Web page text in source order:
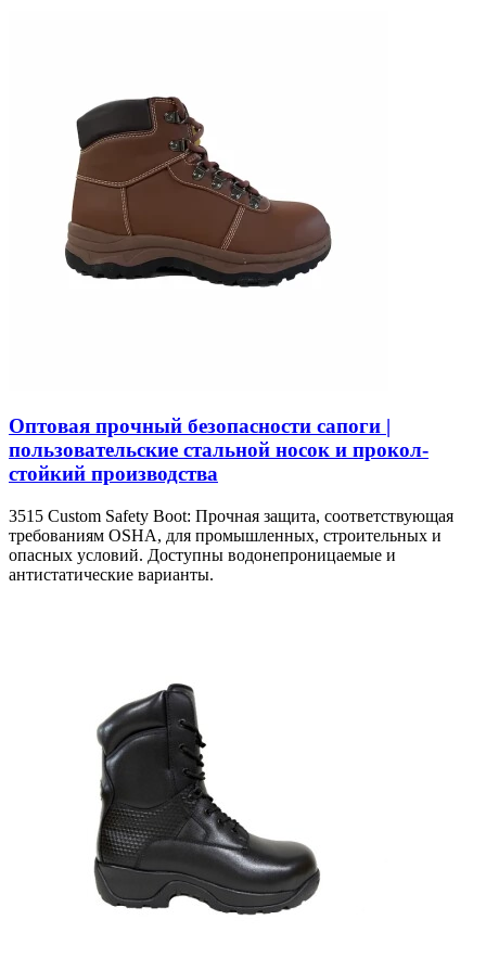
Оптовая прочный безопасности сапоги |
пользовательские стальной носок и прокол-
стойкий производства
3515 Custom Safety Boot: Прочная защита, соответствующая
требованиям OSHA, для промышленных, строительных и
опасных условий. Доступны водонепроницаемые и
антистатические варианты.